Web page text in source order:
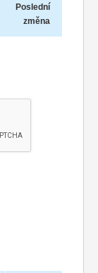
Poslední
změna